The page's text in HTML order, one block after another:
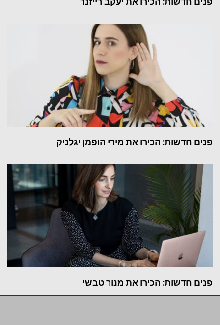
פנים חדשות: הכירו את מירי הופמן יגלניק
פנים חדשות: הכירו את מנור טבשי